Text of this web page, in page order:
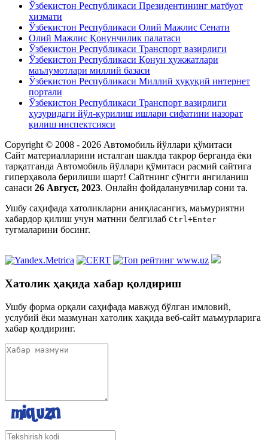
Ўзбекистон Республикаси Президентининг матбуот
хизмати
Ўзбекистон Республикаси Олий Мажлис Сенати
Олий Мажлис Қонунчилик палатаси
Ўзбекистон Республикаси Транспорт вазирлиги
Ўзбекистон Республикаси Қонун ҳужжатлари
маълумотлари миллий базаси
Ўзбекистон Республикаси Миллий ҳуқуқий интернет
портали
Ўзбекистон Республикаси Транспорт вазирлиги
ҳузуридаги йўл-қурилиш ишлари сифатини назорат
қилиш инспектсияси
Copyright © 2008 - 2026 Автомобиль йўллари қўмитаси
Сайт материалларини исталган шаклда такрор берганда ёки
тарқатганда Автомобиль йўллари қўмитаси расмий сайтига
гиперҳавола берилиши шарт! Сайтнинг сўнгги янгиланиш
санаси 26 Август, 2023. Онлайн фойдаланувчилар сони та.
Ушбу саҳифада xатоликларни аниқласангиз, маъмуриятни
xабардор қилиш учун матнни белгилаб Ctrl+Enter
тугмаларини босинг.
Хатолик ҳақида хабар қолдириш
Ушбу форма орқали саҳифада мавжуд бўлган имловий,
услубий ёки мазмунан xатолик хақида веб-сайт маъмурларига
xабар қолдиринг.